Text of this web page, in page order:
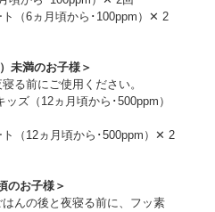
ト（6ヵ月頃から･100ppm）✕ 2
未満のお子様＞
る前にご使用ください。
ズ（12ヵ月頃から･500ppm）
ト（12ヵ月頃から･500ppm）✕ 2
のお子様＞
んの後と夜寝る前に、フッ素